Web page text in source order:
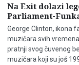
Na Exit dolazi
Parliament-
George Clinton, ikona
muzičara svih
pratnji svog čuvenog
muzičara koji su još